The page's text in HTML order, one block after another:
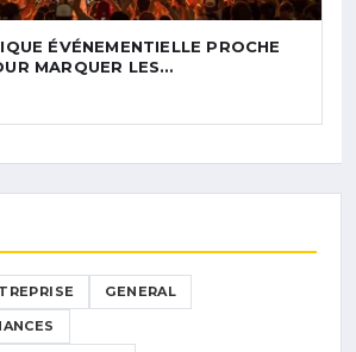
ÉVÉNEMENTIELLE PROCHE
MARQUER LES…
GENERAL